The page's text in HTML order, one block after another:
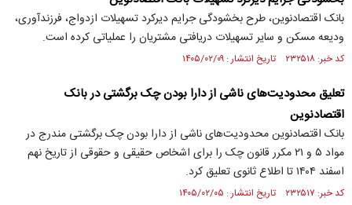
بانک اقتصادنوین، طرح بخشودگی جرایم دیرکرد تسهیلات ازدواج، فرزندآوری،
ودیعه مسکن و سایر تسهیلات دریافتی مشتریان را عملیاتی کرده است.
کد خبر: ۲۳۲۵۱۸ تاریخ انتشار : ۱۴۰۵/۰۲/۰۹
تعلیق محدودیت‌های ناشی از دارا بودن چک برگشتی در بانک
اقتصادنوین
بانک اقتصادنوین محدودیت‌های ناشی از دارا بودن چک برگشتی مندرج در
مواد ۵ و ۲۱ مکرر قانون چک را برای اشخاص حقیقی و حقوقی از تاریخ نهم
اسفند ۱۴۰۴ تا اطلاع ثانوی تعلیق کرد.
کد خبر: ۲۳۲۵۱۷ تاریخ انتشار : ۱۴۰۵/۰۲/۰۵